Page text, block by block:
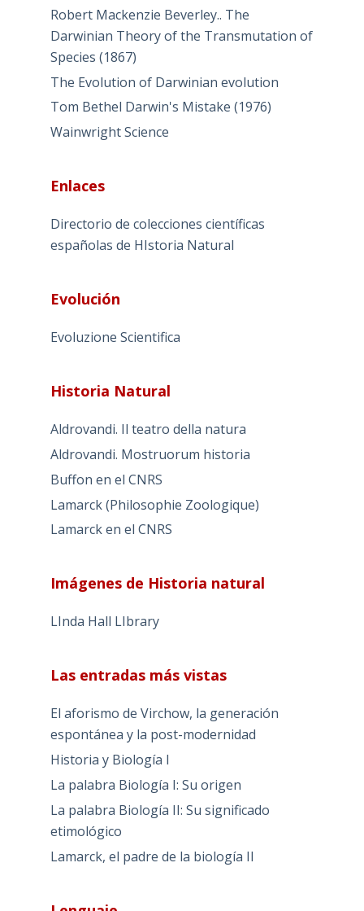
Robert Mackenzie Beverley.. The
Darwinian Theory of the Transmutation of
Species (1867)
The Evolution of Darwinian evolution
Tom Bethel Darwin's Mistake (1976)
Wainwright Science
Enlaces
Directorio de colecciones científicas
españolas de HIstoria Natural
Evolución
Evoluzione Scientifica
Historia Natural
Aldrovandi. Il teatro della natura
Aldrovandi. Mostruorum historia
Buffon en el CNRS
Lamarck (Philosophie Zoologique)
Lamarck en el CNRS
Imágenes de Historia natural
LInda Hall LIbrary
Las entradas más vistas
El aforismo de Virchow, la generación
espontánea y la post-modernidad
Historia y Biología I
La palabra Biología I: Su origen
La palabra Biología II: Su significado
etimológico
Lamarck, el padre de la biología II